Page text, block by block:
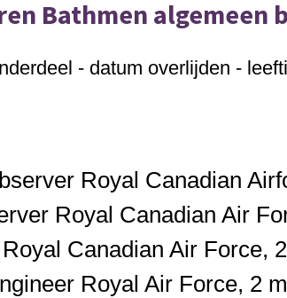
Bathmen algemeen
- datum overlijden -
Royal Canadian
Royal Canadian Air
Canadian Air Force,
Royal Air Force, 2